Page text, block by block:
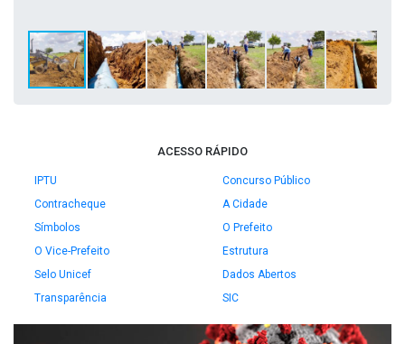
ACESSO RÁPIDO
IPTU
Concurso Público
Contracheque
A Cidade
Símbolos
O Prefeito
O Vice-Prefeito
Estrutura
Selo Unicef
Dados Abertos
Transparência
SIC